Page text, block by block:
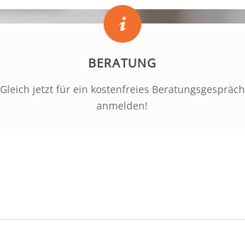
BERATUNG
Gleich jetzt für ein kostenfreies Beratungsgespräch
anmelden!